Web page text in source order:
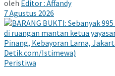
oleh Editor : Affandy
7 Agustus 2026
Peristiwa